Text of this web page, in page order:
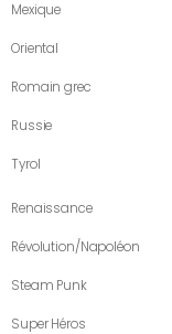
Mexique
Oriental
Romain grec
Russie
Tyrol
Renaissance
Révolution/Napoléon
Steam Punk
Super Héros